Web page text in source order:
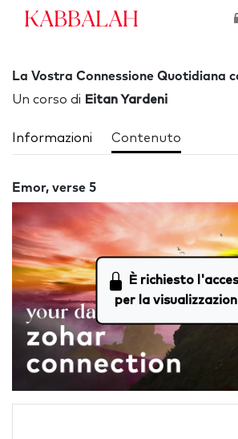
Kabbalah
La Vostra Connessione Quotidiana
Un corso di Eitan Yardeni
Informazioni Contenuto
Emor, verse 5
È richiesto
per la